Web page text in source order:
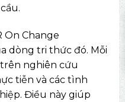
On Change
dòng tri thức đó. Mỗi
nghiên cứu
tiễn và các tình
Điều này giúp